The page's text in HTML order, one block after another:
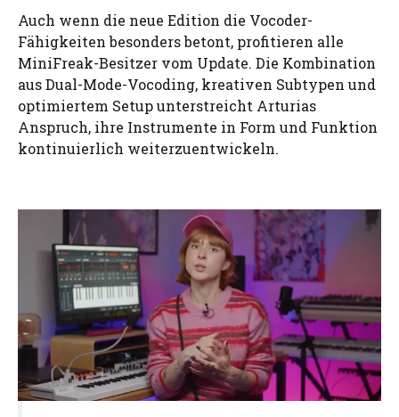
Auch wenn die neue Edition die Vocoder-
Fähigkeiten besonders betont, profitieren alle
MiniFreak-Besitzer vom Update. Die Kombination
aus Dual-Mode-Vocoding, kreativen Subtypen und
optimiertem Setup unterstreicht Arturias
Anspruch, ihre Instrumente in Form und Funktion
kontinuierlich weiterzuentwickeln.